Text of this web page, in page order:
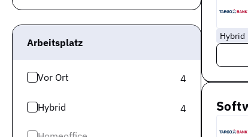
Arbeitsplatz
Vor Ort 4
Hybrid 4
Hybrid